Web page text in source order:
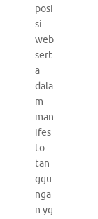
posi
si
web
sert
a
dala
m
man
ifes
to
tan
ggu
nga
n yg